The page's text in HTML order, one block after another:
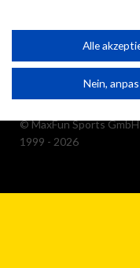
© MaxFun Sports GmbH
1999 - 2026
Partnerliste anzeigen (1
Wir nutzen Ihre Daten für
IAB-Verarbeitungszwecke:
Speichern von oder
Alle
Nein,